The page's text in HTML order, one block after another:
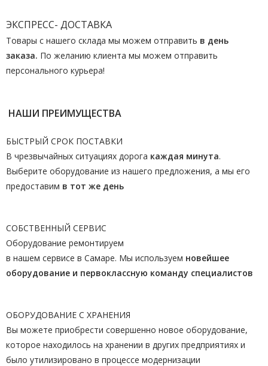
ЭКСПРЕСС- ДОСТАВКА
Товары с нашего склада мы можем отправить в день
заказа. По желанию клиента мы можем отправить
персонального курьера!
НАШИ ПРЕИМУЩЕСТВА
БЫСТРЫЙ СРОК ПОСТАВКИ
В чрезвычайных ситуациях дорога каждая минута.
Выберите оборудование из нашего предложения, а мы его
предоставим в тот же день
СОБСТВЕННЫЙ СЕРВИС
Оборудование ремонтируем
в нашем сервисе в Самаре. Мы используем новейшее
оборудование и первоклассную команду специалистов
ОБОРУДОВАНИЕ С ХРАНЕНИЯ
Вы можете приобрести совершенно новое оборудование,
которое находилось на хранении в других предприятиях и
было утилизировано в процессе модернизации